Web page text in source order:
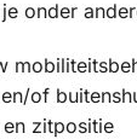
onder
of
zitpositie